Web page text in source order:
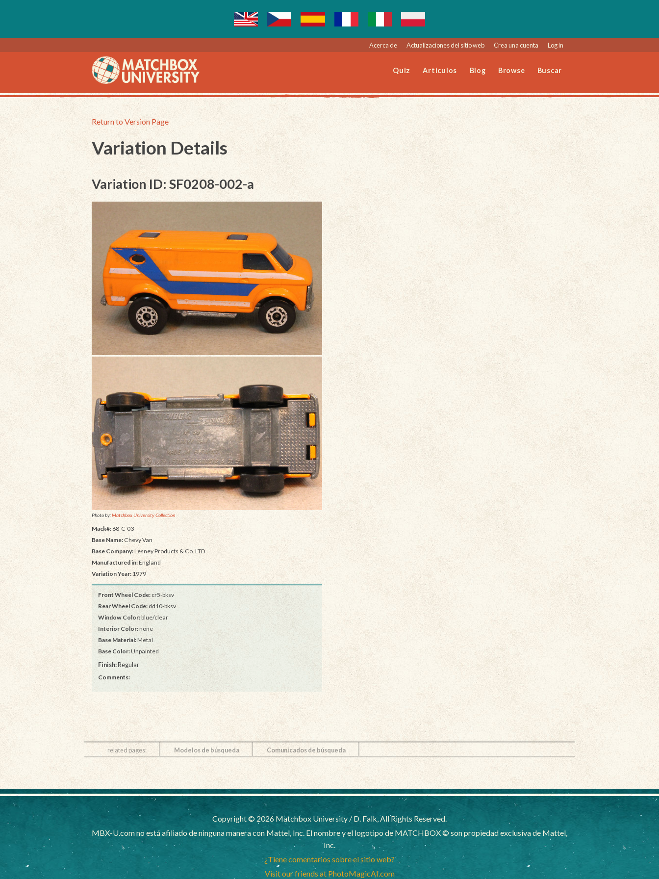
Acerca de Actualizaciones del sitio web Crea una cuenta Log in
Quiz Artículos Blog Browse Buscar
Return to Version Page
Variation Details
Variation ID: SF0208-002-a
Photo by:Matchbox University Collection
Mack#: 68-C-03
Base Name:Chevy Van
Base Company:Lesney Products & Co. LTD.
Manufactured in:England
Variation Year: 1979
Front Wheel Code:cr5-bksv
Rear Wheel Code:dd10-bksv
Window Color:blue/clear
Interior Color:none
Base Material:Metal
Base Color:Unpainted
Finish:Regular
Comments:
related pages: Modelos de búsqueda Comunicados de búsqueda
Copyright © 2026 Matchbox University / D. Falk, All Rights Reserved.
MBX-U.com no está afiliado de ninguna manera con Mattel, Inc. El nombre y el logotipo de MATCHBOX © son propiedad exclusiva de Mattel,
Inc.
¿Tiene comentarios sobre el sitio web?
Visit our friends at PhotoMagicAI.com